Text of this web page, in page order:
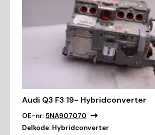
Audi Q3 F3 19- Hybridconverter
OE-nr:5NA907070
Delkode: Hybridconverter